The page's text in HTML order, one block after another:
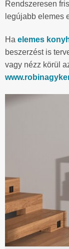
Rendszeresen
legújabb elemes
Ha elemes
beszerzést is
vagy nézz körül